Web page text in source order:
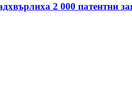
2 000 патентни